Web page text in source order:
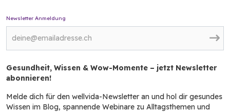
Newsletter Anmeldung
Gesundheit, Wissen & Wow-Momente – jetzt Newsletter
abonnieren!
Melde dich für den wellvida-Newsletter an und hol dir gesundes
Wissen im Blog, spannende Webinare zu Alltagsthemen und